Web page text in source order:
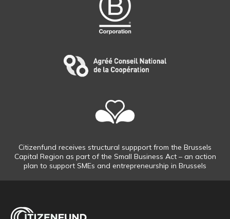
Citizenfund receives structural suppport from the Brussels
Capital Region as part of the Small Business Act – an action
plan to support SMEs and entrepreneurship in Brussels